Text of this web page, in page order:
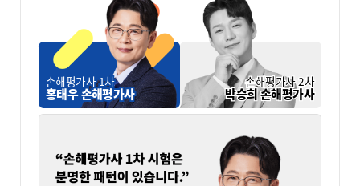
손해평가사 1차
홍태우 손해평가사
손해평가사 2차
박승희 손해평가사